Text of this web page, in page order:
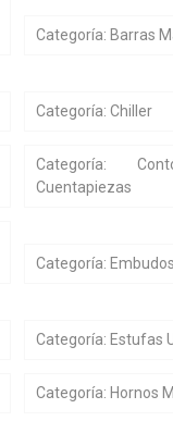
Categoría: Barras
Categoría: Chiller
Categoría:
Cuentapiezas
Categoría: Embudos
Categoría: Estufas
Categoría: Hornos